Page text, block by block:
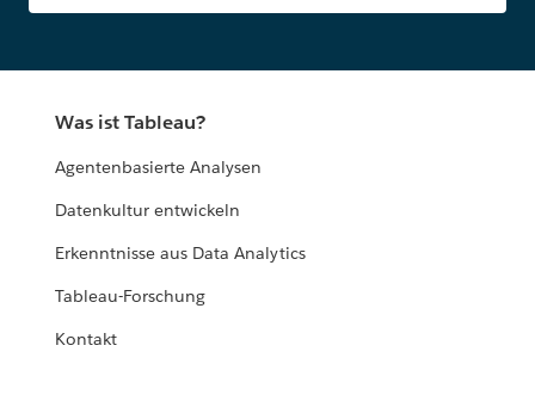
Was ist Tableau?
Agentenbasierte Analysen
Datenkultur entwickeln
Erkenntnisse aus Data Analytics
Tableau-Forschung
Kontakt